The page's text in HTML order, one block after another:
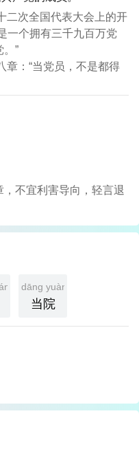
二次全国代表大会上的开
一个拥有三千九百万党
”
章：“当党员，不是都得
不宜利害导向，轻言退
dāng yuàn
当院